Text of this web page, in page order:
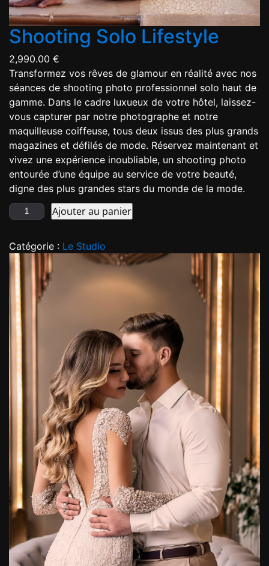
Shooting Solo Lifestyle
2,990.00 €
Transformez vos rêves de glamour en réalité avec nos
séances de shooting photo professionnel solo haut de
gamme. Dans le cadre luxueux de votre hôtel, laissez-
vous capturer par notre photographe et notre
maquilleuse coiffeuse, tous deux issus des plus grands
magazines et défilés de mode. Réservez maintenant et
vivez une expérience inoubliable, un shooting photo
entourée d’une équipe au service de votre beauté,
digne des plus grandes stars du monde de la mode.
Ajouter au panier
Catégorie : Le Studio